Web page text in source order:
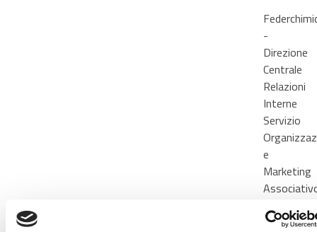
-
Direzione
Centrale
Relazioni
Interne
Servizio
e
Marketing
34565.207